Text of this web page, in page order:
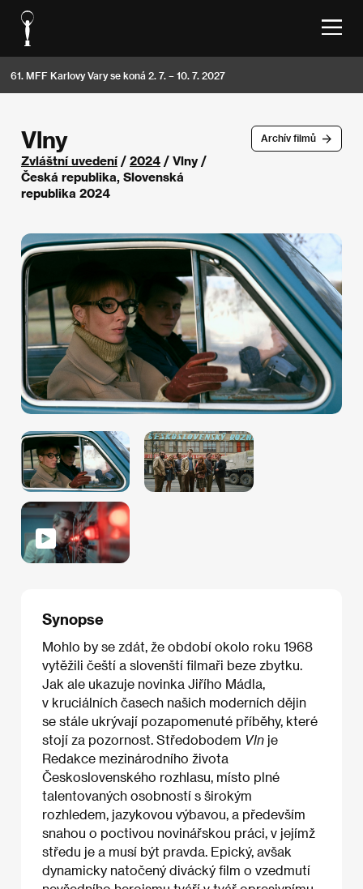
61. MFF Karlovy Vary se koná 2. 7. – 10. 7. 2027
Archív filmů
Vlny
Zvláštní uvedení/ 2024 / Vlny /
Česká republika, Slovenská
republika 2024
Synopse
Mohlo by se zdát, že období okolo roku 1968
vytěžili čeští a slovenští filmaři beze zbytku.
Jak ale ukazuje novinka Jiřího Mádla,
v kruciálních časech našich moderních dějin
se stále ukrývají pozapomenuté příběhy, které
stojí za pozornost. Středobodem Vln je
Redakce mezinárodního života
Československého rozhlasu, místo plné
talentovaných osobností s širokým
rozhledem, jazykovou výbavou, a především
snahou o poctivou novinářskou práci, v jejímž
středu je a musí být pravda. Epický, avšak
dynamicky natočený divácký film o vzedmutí